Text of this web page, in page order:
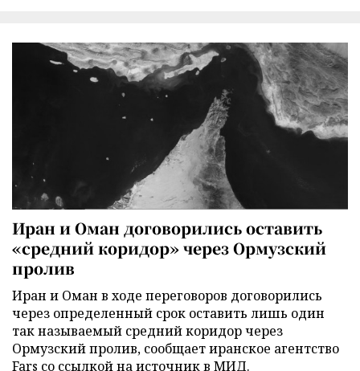
Иран и Оман договорились оставить
«средний коридор» через Ормузский
пролив
Иран и Оман в ходе переговоров договорились
через определенный срок оставить лишь один
так называемый средний коридор через
Ормузский пролив, сообщает иранское агентство
Fars со ссылкой на источник в МИД.